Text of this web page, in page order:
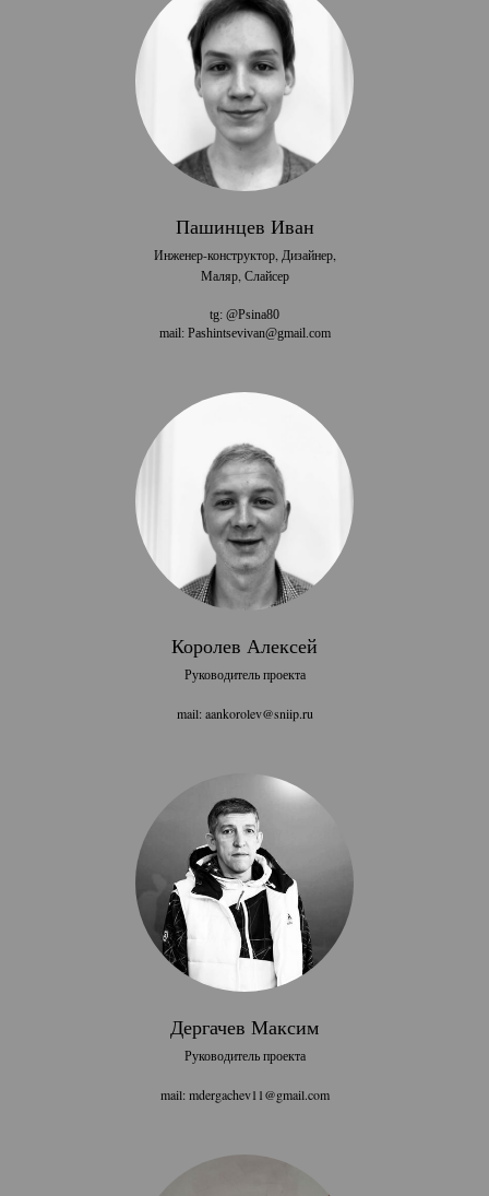
Пашинцев Иван
Инженер-конструктор, Дизайнер,
Маляр, Слайсер
tg: @Psina80
mail: Pashintsevivan@gmail.com
Королев Алексей
Руководитель проекта
mail: aankorolev@sniip.ru
Дергачев Максим
Руководитель проекта
mail: mdergachev11@gmail.com